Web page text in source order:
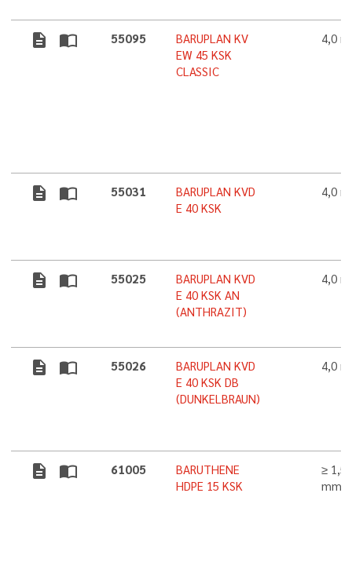
description import_contacts 55095
BARUPLAN KV
EW 45 KSK
CLASSIC
4,0
description import_contacts 55031
BARUPLAN KVD
E 40 KSK
4,0
description import_contacts 55025
BARUPLAN KVD
E 40 KSK AN
(ANTHRAZIT)
4,0
description import_contacts 55026
BARUPLAN KVD
E 40 KSK DB
(DUNKELBRAUN)
4,0
description import_contacts 61005
BARUTHENE
HDPE 15 KSK
≥ 1,5
mm